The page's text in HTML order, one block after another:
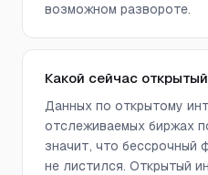
возможном развороте.
Какой сейчас
Данных по открытому
отслеживаемых биржах
значит, что
не листился. Открытый